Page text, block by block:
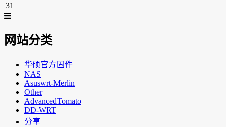
31
网站分类
华硕官方固件
NAS
Asuswrt-Merlin
Other
AdvancedTomato
DD-WRT
分享